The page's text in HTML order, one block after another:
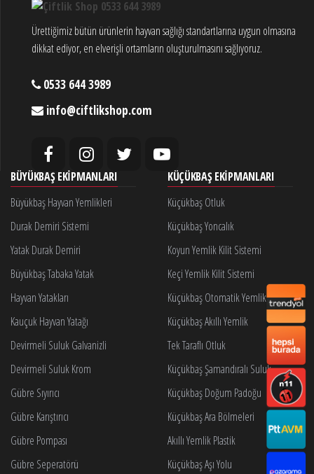
Ürettiğimiz bütün ürünlerin hayvan sağlığı standartlarına uygun olmasına
dikkat ediyor, en elverişli ortamların oluşturulmasını sağlıyoruz.
0533 644 3989
info@ciftlikshop.com
BÜYÜKBAŞ EKIPMANLARI
Büyükbaş Hayvan Yemlikleri
Durak Demiri Sistemi
Yatak Durak Demiri
Büyükbaş Tabaka Yatak
Hayvan Yatakları
Kauçuk Hayvan Yatağı
Devirmeli Suluk Galvanizli
Devirmeli Suluk Krom
Gübre Sıyırıcı
Gübre Karıştırıcı
Gübre Pompası
Gübre Seperatörü
KÜÇÜKBAŞ EKIPMANLARI
Küçükbaş Otluk
Küçükbaş Yoncalık
Koyun Yemlik Kilit Sistemi
Keçi Yemlik Kilit Sistemi
Küçükbaş Otomatik Yemlik Kilidi
Küçükbaş Akıllı Yemlik
Tek Taraflı Otluk
Küçükbaş Şamandıralı Suluk
Küçükbaş Doğum Padoğu
Küçükbaş Ara Bölmeleri
Akıllı Yemlik Plastik
Küçükbaş Aşı Yolu